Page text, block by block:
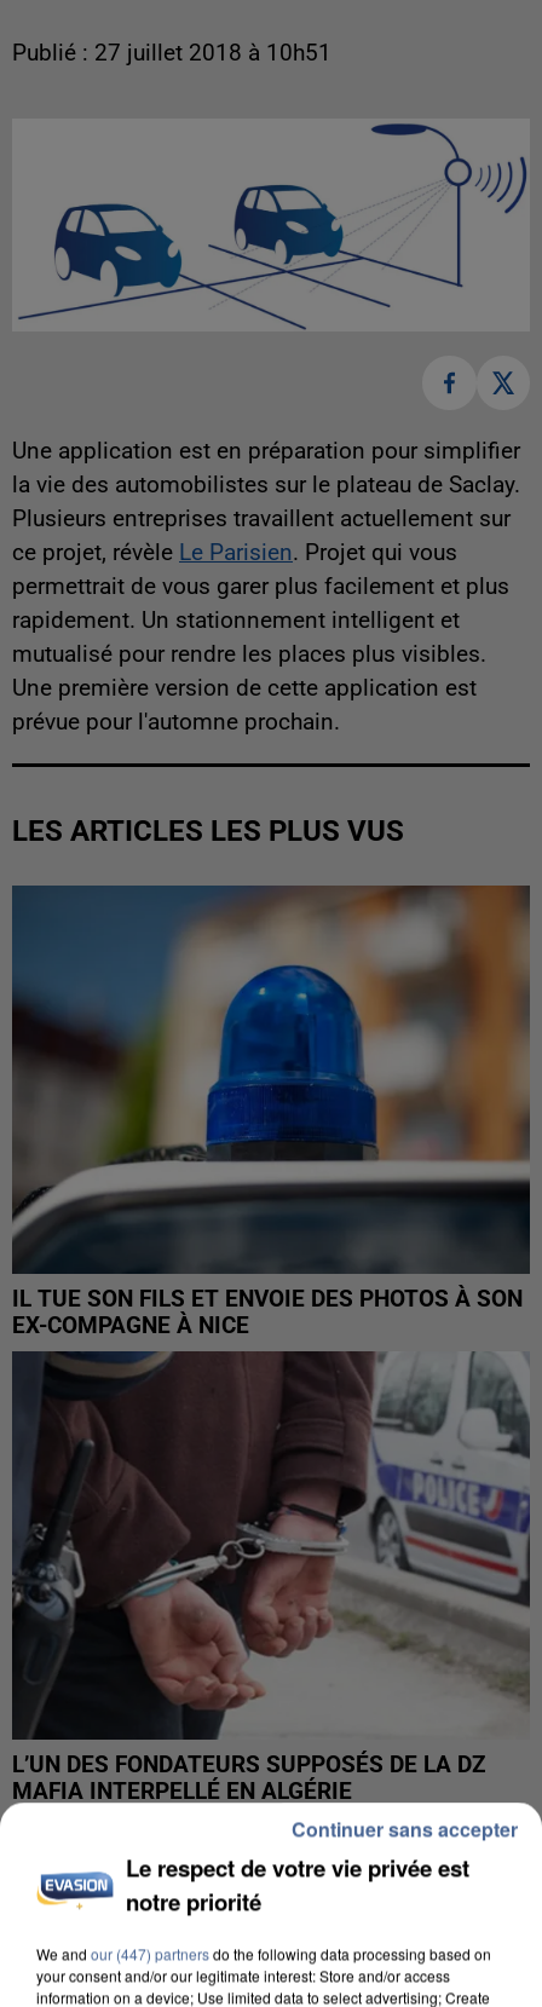
Publié : 27 juillet 2018 à 10h51
Une application est en préparation pour simplifier
la vie des automobilistes sur le plateau de Saclay.
Plusieurs entreprises travaillent actuellement sur
ce projet, révèle Le Parisien. Projet qui vous
permettrait de vous garer plus facilement et plus
rapidement. Un stationnement intelligent et
mutualisé pour rendre les places plus visibles.
Une première version de cette application est
prévue pour l'automne prochain.
LES ARTICLES LES PLUS VUS
IL TUE SON FILS ET ENVOIE DES PHOTOS À SON
EX-COMPAGNE À NICE
L’UN DES FONDATEURS SUPPOSÉS DE LA DZ
MAFIA INTERPELLÉ EN ALGÉRIE
Le respect de votre vie privée est
notre priorité
We and our (447) partnersdo the following data processing based on
your consent and/or our legitimate interest: Store and/or access
information on a device; Use limited data to select advertising; Create
Continuer sans accepter